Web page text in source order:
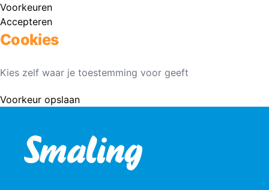
Voorkeuren
Accepteren
Cookies
Kies zelf waar je toestemming voor geeft
Voorkeur opslaan